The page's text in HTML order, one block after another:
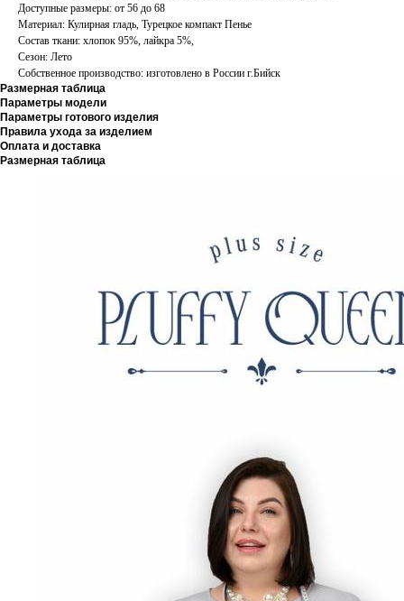
Доступные размеры: от 56 до 68
Материал: Кулирная гладь, Турецкое компакт Пенье
Состав ткани: хлопок 95%, лайкра 5%,
Сезон: Лето
Собственное производство: изготовлено в России г.Бийск
Размерная таблица
Параметры модели
Параметры готового изделия
Правила ухода за изделием
Оплата и доставка
Размерная таблица